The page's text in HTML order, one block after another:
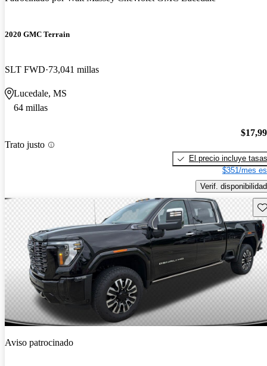
2020 GMC Terrain
SLT FWD 73,041 millas
Lucedale, MS
64 millas
Trato justo
El precio incluye tasas
$351/mes
Verif. disponibilidad
Aviso patrocinado